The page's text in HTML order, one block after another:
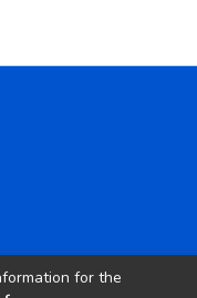
is described
for the